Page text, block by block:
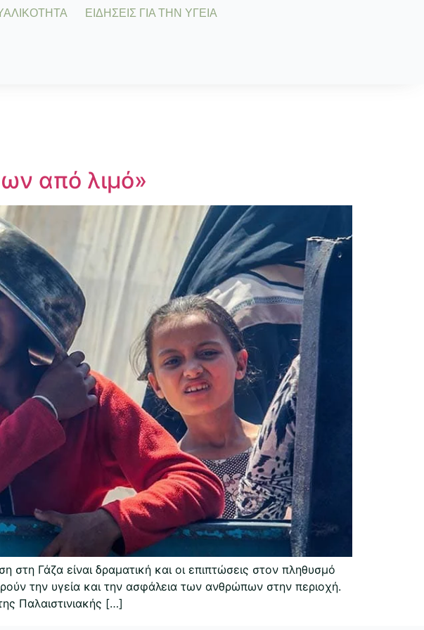
ΕΙΔΗΣΕΙΣ ΓΙΑ ΤΗΝ ΥΓΕΙΑ
από λιμό»
Γάζα είναι δραματική και οι επιπτώσεις στον πληθυσμό
την υγεία και την ασφάλεια των ανθρώπων στην περιοχή.
Παλαιστινιακής […]